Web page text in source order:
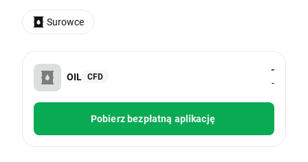
OIL CFD
-
-
Pobierz bezpłatną aplikację
Surowce